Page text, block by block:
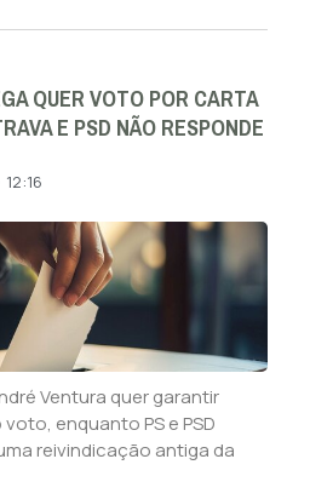
QUER VOTO POR CARTA
E PSD NÃO RESPONDE
12:16
Ventura quer garantir
enquanto PS e PSD
reivindicação antiga da